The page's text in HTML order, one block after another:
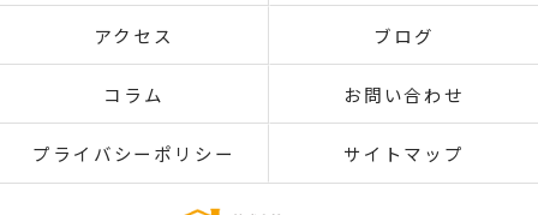
アクセス ブログ
コラム お問い合わせ
プライバシーポリシー サイトマップ